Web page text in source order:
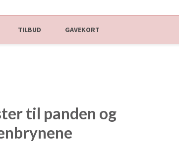
TILBUD GAVEKORT
til panden og